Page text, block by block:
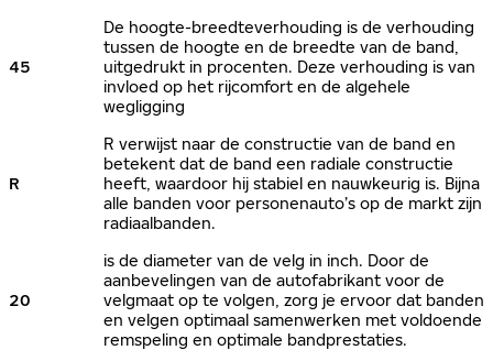
45
De hoogte-breedteverhouding is de verhouding
tussen de hoogte en de breedte van de band,
uitgedrukt in procenten. Deze verhouding is van
invloed op het rijcomfort en de algehele
wegligging
R
R verwijst naar de constructie van de band en
betekent dat de band een radiale constructie
heeft, waardoor hij stabiel en nauwkeurig is. Bijna
alle banden voor personenauto’s op de markt zijn
radiaalbanden.
20
is de diameter van de velg in inch. Door de
aanbevelingen van de autofabrikant voor de
velgmaat op te volgen, zorg je ervoor dat banden
en velgen optimaal samenwerken met voldoende
remspeling en optimale bandprestaties.